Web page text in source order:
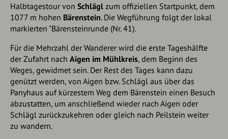
Halbtagestour von Schlägl zum offiziellen Startpunkt, dem
1077 m hohen Bärenstein. Die Wegführung folgt der lokal
markierten "Bärensteinrunde (Nr. 41).
Für die Mehrzahl der Wanderer wird die erste Tages­hälf­te
der Zufahrt nach Aigen im Mühlkreis, dem Be­ginn des
Weges, gewidmet sein. Der Rest des Tages kann dazu
genützt werden, von Aigen bzw. Schlägl aus über das
Panyhaus auf kürzestem Weg dem Bärenstein einen Besuch
abzustatten, um anschließend wieder nach Aigen oder
Schlägl zurückzukehren oder gleich nach Peil­stein weiter
zu wandern.